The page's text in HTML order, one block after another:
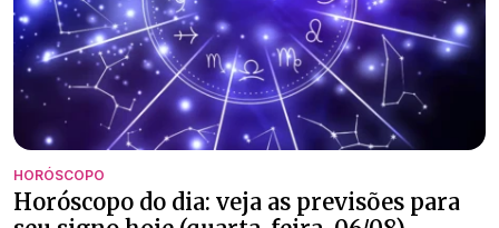
HORÓSCOPO
Horóscopo do dia: veja as previsões para